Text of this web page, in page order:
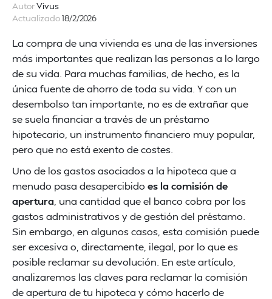
AutorVivus
Actualizado18/2/2026
La compra de una vivienda es una de las inversiones
más importantes que realizan las personas a lo largo
de su vida. Para muchas familias, de hecho, es la
única fuente de ahorro de toda su vida. Y con un
desembolso tan importante, no es de extrañar que
se suela financiar a través de un préstamo
hipotecario, un instrumento financiero muy popular,
pero que no está exento de costes.
Uno de los gastos asociados a la hipoteca que a
menudo pasa desapercibido es la comisión de
apertura , una cantidad que el banco cobra por los
gastos administrativos y de gestión del préstamo.
Sin embargo, en algunos casos, esta comisión puede
ser excesiva o, directamente, ilegal, por lo que es
posible reclamar su devolución. En este artículo,
analizaremos las claves para reclamar la comisión
de apertura de tu hipoteca y cómo hacerlo de